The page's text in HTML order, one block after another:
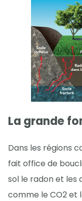
La grande
Dans les régions
fait office de
sol le radon et les
comme le CO2 et